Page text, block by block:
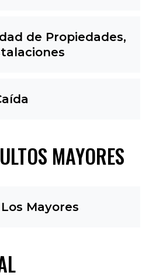
de Propiedades,
MAYORES
Mayores